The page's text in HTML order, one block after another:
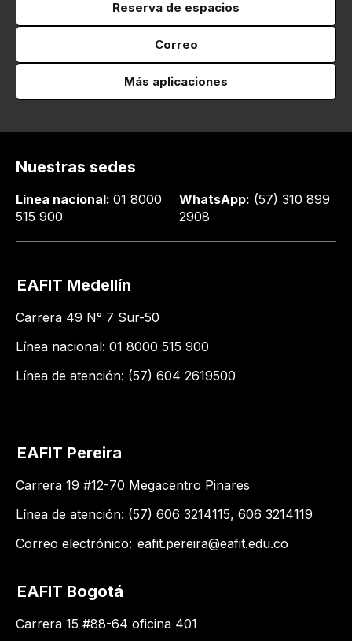
Reserva de espacios
Correo
Más aplicaciones
Nuestras sedes
Línea nacional: 01 8000
515 900
WhatsApp: (57) 310 899
2908
EAFIT Medellín
Carrera 49 N° 7 Sur-50
Línea nacional: 01 8000 515 900
Línea de atención: (57) 604 2619500
EAFIT Pereira
Carrera 19 #12-70 Megacentro Pinares
Línea de atención: (57) 606 3214115, 606 3214119
Correo electrónico: eafit.pereira@eafit.edu.co
EAFIT Bogotá
Carrera 15 #88-64 oficina 401